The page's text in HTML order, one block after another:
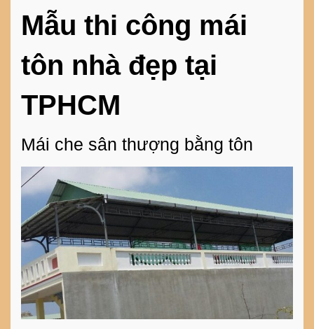
Mẫu thi công mái
tôn nhà đẹp tại
TPHCM
Mái che sân thượng bằng tôn